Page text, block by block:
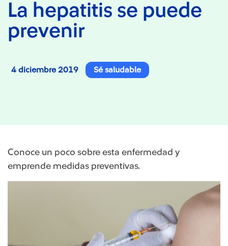
La hepatitis se puede
prevenir
4 diciembre 2019 Sé saludable
Conoce un poco sobre esta enfermedad y
emprende medidas preventivas.